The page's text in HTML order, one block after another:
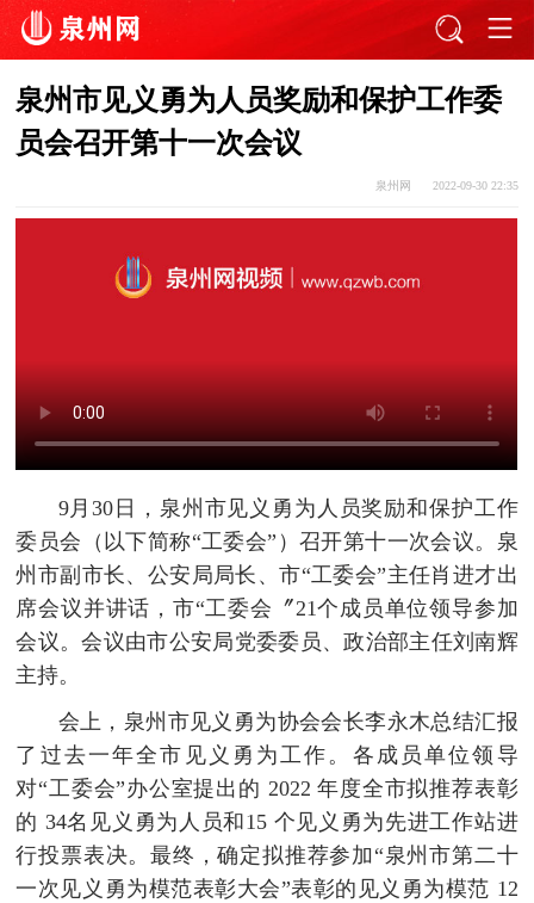
泉州市见义勇为人员奖励和保护工作委
员会召开第十一次会议
泉州网 2022-09-30 22:35
9月30日，泉州市见义勇为人员奖励和保护工作
委员会（以下简称“工委会”）召开第十一次会议。泉
州市副市长、公安局局长、市“工委会”主任肖进才出
席会议并讲话，市“工委会〞21个成员单位领导参加
会议。会议由市公安局党委委员、政治部主任刘南辉
主持。
会上，泉州市见义勇为协会会长李永木总结汇报
了过去一年全市见义勇为工作。各成员单位领导
对“工委会”办公室提出的 2022 年度全市拟推荐表彰
的 34名见义勇为人员和15 个见义勇为先进工作站进
行投票表决。最终，确定拟推荐参加“泉州市第二十
一次见义勇为模范表彰大会”表彰的见义勇为模范 12